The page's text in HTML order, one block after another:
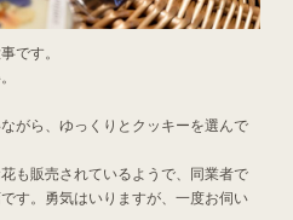
です。
がら、ゆっくりとクッキーを選んで
も販売されているようで、同業者で
す。勇気はいりますが、一度お伺い